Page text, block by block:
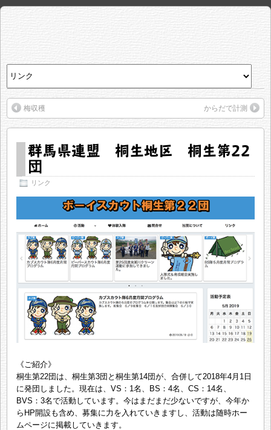
梅収穫 からだで計測
群馬県連盟 桐生地区 桐生第22
団
リンク
《ご紹介》
桐生第22団は、桐生第3団と桐生第14団が、合併して2018年4月1日
に発団しました。現在は、VS：1名、BS：4名、CS：14名、
BVS：3名で活動しています。今はまだまだ少ないですが、今年か
らHP開設も含め、募集に力を入れていきますし、活動は随時ホー
ムページに掲載していきます。